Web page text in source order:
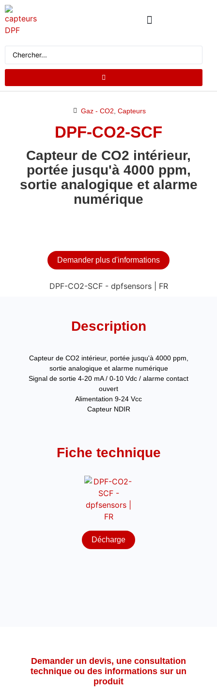
Gaz - CO2 Capteurs
DPF-CO2-SCF
Capteur de CO2 intérieur,
portée jusqu'à 4000 ppm,
sortie analogique et alarme
numérique
Demander plus d'informations
Description
Capteur de CO2 intérieur, portée jusqu'à 4000 ppm,
sortie analogique et alarme numérique
Signal de sortie 4-20 mA / 0-10 Vdc / alarme contact
ouvert
Alimentation 9-24 Vcc
Capteur NDIR
Fiche technique
Décharge
Demander un devis, une consultation
technique ou des informations sur un
produit